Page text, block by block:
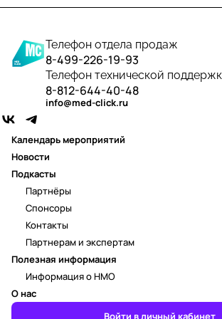
Телефон отдела продаж
8-499-226-19-93
Телефон технической
8-812-644-40-48
info@med-click.ru
Календарь мероприятий
Новости
Подкасты
Полезная информация
Информация о НМО
О нас
Партнёры
Спонсоры
Контакты
Партнерам и экспертам
Войти в личный кабинет